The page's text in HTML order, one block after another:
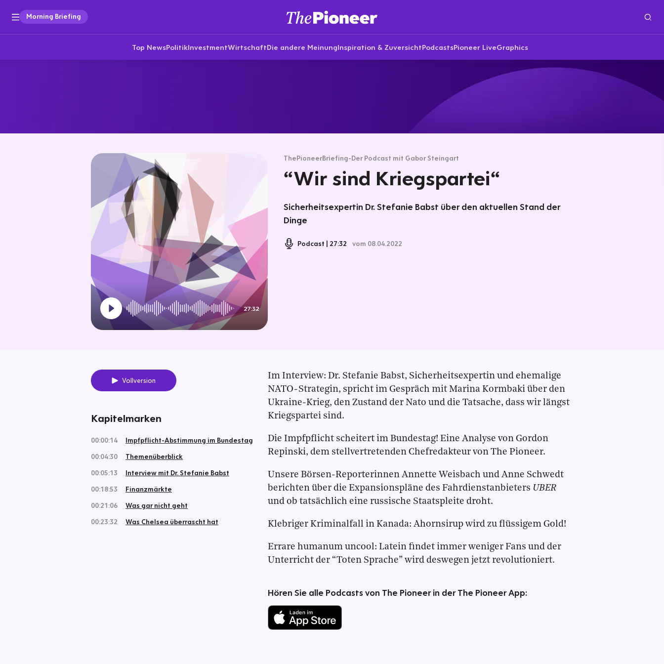
Morning Briefing
Top NewsPolitikInvestmentWirtschaftDie andere MeinungInspiration & ZuversichtPodcastsPioneer LiveGraphics
27:32
ThePioneerBriefing-Der Podcast mit Gabor Steingart
“Wir sind Kriegspartei“
Sicherheitsexpertin Dr. Stefanie Babst über den aktuellen Stand der
Dinge
Podcast 27:32 vom 08.04.2022
Vollversion
Kapitelmarken
00:00:14
Impfpflicht-Abstimmung im Bundestag
00:04:30
Themenüberblick
00:05:13
Interview mit Dr. Stefanie Babst
00:18:53
Finanzmärkte
00:21:06
Was gar nicht geht
00:23:32
Was Chelsea überrascht hat
Im Interview: Dr. Stefanie Babst, Sicherheitsexpertin und ehemalige
NATO-Strategin, spricht im Gespräch mit Marina Kormbaki über den
Ukraine-Krieg, den Zustand der Nato und die Tatsache, dass wir längst
Kriegspartei sind.
Die Impfpflicht scheitert im Bundestag! Eine Analyse von Gordon
Repinski, dem stellvertretenden Chefredakteur von The Pioneer.
Unsere Börsen-Reporterinnen Annette Weisbach und Anne Schwedt
berichten über die Expansionspläne des Fahrdienstanbieters UBER
und ob tatsächlich eine russische Staatspleite droht.
Klebriger Kriminalfall in Kanada: Ahornsirup wird zu flüssigem Gold!
Errare humanum uncool: Latein findet immer weniger Fans und der
Unterricht der “Toten Sprache” wird deswegen jetzt revolutioniert.
Hören Sie alle Podcasts von The Pioneer in der The Pioneer App: